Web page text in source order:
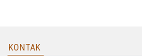
KONTAK